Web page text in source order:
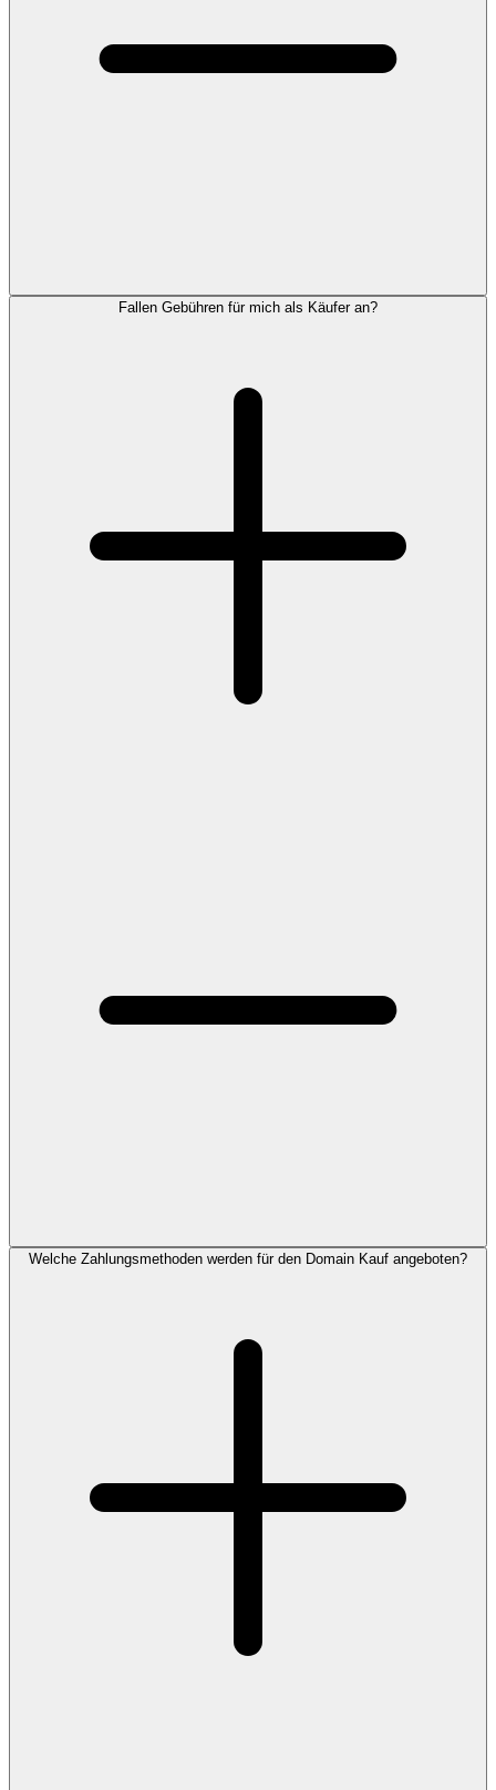
Fallen Gebühren für mich als Käufer an?
Welche Zahlungsmethoden werden für den Domain Kauf angeboten?